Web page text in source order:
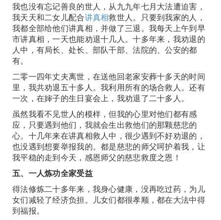
我也没有忘记善良的世人，从九九年七月大法遭迫害，
我天天和二女儿配合讲真相救世人。只要到我家的人，
我都全部给他们讲真相，并做了三退。我每天上午到早
市讲真相，一天也能劝退十几人。十多年来，我劝退的
人中，有局长、处长、部队干部、法院的、公安的都
有。
二零一四年丈夫离世，在送他回老家安葬十多天的时间
里，我共劝退五十多人。我利用所有的场合救人。还有
一次，在婶子的生日宴会上，我劝退了二十多人。
虽然我看不见世人的模样，但我的心里对他们都有感
应，只要遇到他们，我就会生出救他们的那颗慈悲的
心。十几年来在讲真相救人中，很少遇到不好劝退的，
也没遇到想要举报我的。都是慈悲的师父呵护着我，让
我平稳的走到今天，感恩师父的慈悲救度之恩！
五、一人炼功全家受益
得法修炼二十多年来，我身心健康，没再吃过药，为儿
女们减轻了经济负担。儿女们都很孝顺，都在大法中得
到福报。